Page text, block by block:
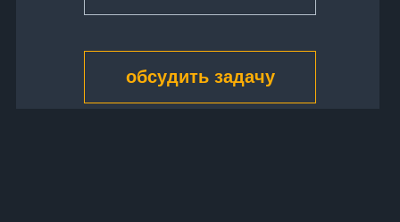
обсудить задачу